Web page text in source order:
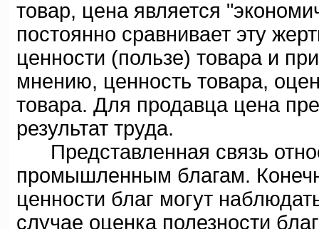
товар, цена является
постоянно сравнивает эту
ценности (пользе) товара и
мнению, ценность товара,
товара. Для продавца цена
результат труда.
Представленная связь
промышленным благам.
ценности благ могут
случае оценка полезности